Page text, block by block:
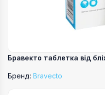
Бравекто таблетка від
Бренд: Bravecto